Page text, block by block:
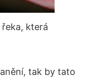
která
tak by tato